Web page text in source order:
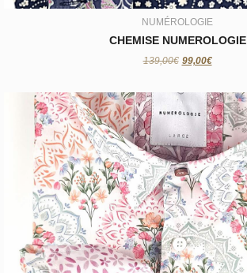
NUMÉROLOGIE
CHEMISE NUMEROLOGIE
139,00€ 99,00€
NUMÉROLOGIE
CHEMISE NUMEROLOGIE
99,00€